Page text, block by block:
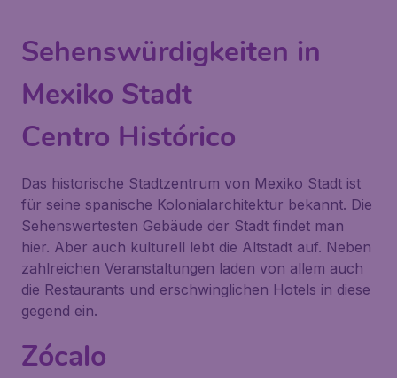
Sehenswürdigkeiten in
Mexiko Stadt
Centro Histórico
Das historische Stadtzentrum von Mexiko Stadt ist
für seine spanische Kolonialarchitektur bekannt. Die
Sehenswertesten Gebäude der Stadt findet man
hier. Aber auch kulturell lebt die Altstadt auf. Neben
zahlreichen Veranstaltungen laden von allem auch
die Restaurants und erschwinglichen Hotels in diese
gegend ein.
Zócalo